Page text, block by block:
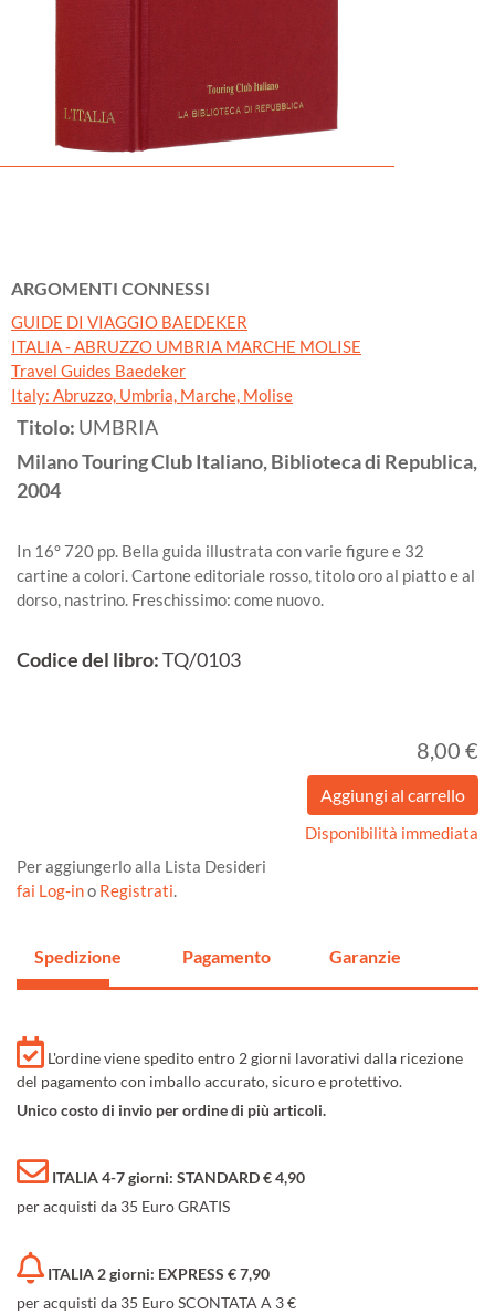
ARGOMENTI CONNESSI
GUIDE DI VIAGGIO BAEDEKER
ITALIA - ABRUZZO UMBRIA MARCHE MOLISE
Travel Guides Baedeker
Italy: Abruzzo, Umbria, Marche, Molise
Titolo: UMBRIA
MilanoTouring Club Italiano, Biblioteca di Republica,
2004
In 16° 720 pp. Bella guida illustrata con varie figure e 32
cartine a colori. Cartone editoriale rosso, titolo oro al piatto e al
dorso, nastrino. Freschissimo: come nuovo.
Codice del libro:TQ/0103
8,00 €
Disponibilità immediata
Per aggiungerlo alla Lista Desideri
fai Log-ino Registrati.
Spedizione Pagamento Garanzie
L'ordine viene spedito entro 2 giorni lavorativi dalla ricezione
del pagamento con imballo accurato, sicuro e protettivo.
Unico costo di invio per ordine di più articoli.
ITALIA 4-7 giorni: STANDARD € 4,90
per acquisti da 35 Euro GRATIS
ITALIA 2 giorni: EXPRESS € 7,90
per acquisti da 35 Euro SCONTATA A 3 €